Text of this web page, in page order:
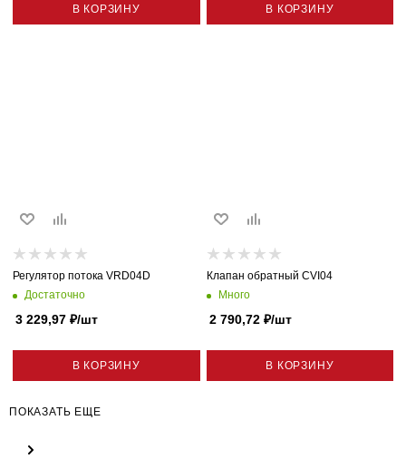
В КОРЗИНУ В КОРЗИНУ
Регулятор потока VRD04D
Достаточно
3 229,97 ₽/шт
В КОРЗИНУ
Клапан обратный CVI04
Много
2 790,72₽/шт
В КОРЗИНУ
ПОКАЗАТЬ ЕЩЕ